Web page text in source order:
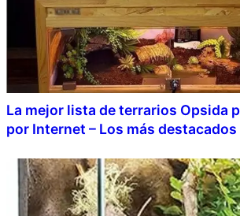
La mejor lista de terrarios Opsida
por Internet – Los más destacados